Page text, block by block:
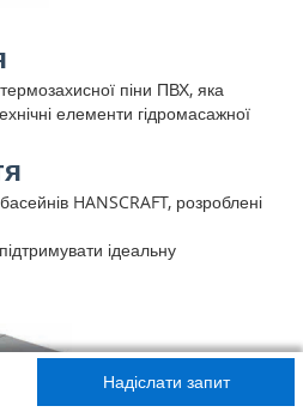
піни ПВХ, яка
елементи гідромасажної
HANSCRAFT, розроблені
ідеальну
Надіслати запит